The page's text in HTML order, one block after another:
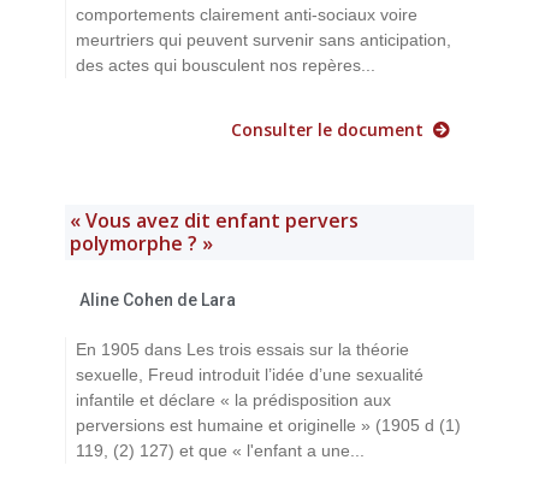
comportements clairement anti-sociaux voire
meurtriers qui peuvent survenir sans anticipation,
des actes qui bousculent nos repères...
Consulter le document
« Vous avez dit enfant pervers
polymorphe ? »
Aline Cohen de Lara
En 1905 dans Les trois essais sur la théorie
sexuelle, Freud introduit l’idée d’une sexualité
infantile et déclare « la prédisposition aux
perversions est humaine et originelle » (1905 d (1)
119, (2) 127) et que « l'enfant a une...